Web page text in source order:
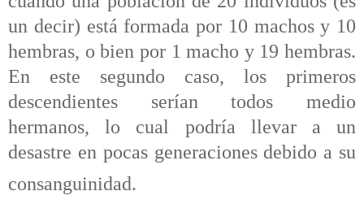
un decir) está formada por 10 machos y 10
hembras, o bien por 1 macho y 19 hembras.
En este segundo caso, los primeros
descendientes serían todos medio
hermanos, lo cual podría llevar a un
desastre en pocas generaciones debido a su
consanguinidad.